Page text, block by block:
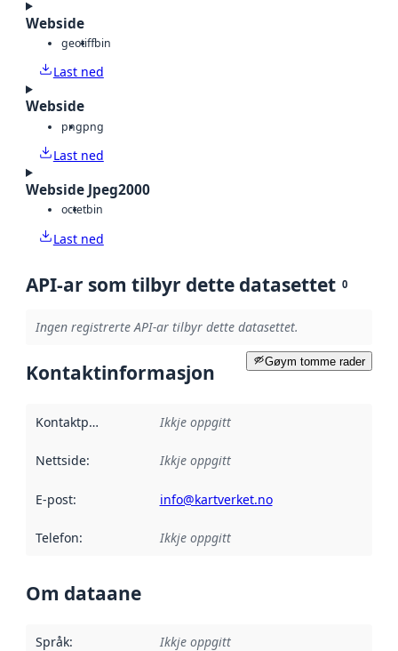
Webside
geotiffbin
Last ned
Webside
pngpng
Last ned
Webside Jpeg2000
octetbin
Last ned
API-ar som tilbyr dette datasettet 0
Ingen registrerte API-ar tilbyr dette datasettet.
Gøym tomme rader
Kontaktinformasjon
Kontaktpunkt Ikkje oppgitt
Nettside: Ikkje oppgitt
E-post: info@kartverket.no
Telefon: Ikkje oppgitt
Om dataane
Språk: Ikkje oppgitt